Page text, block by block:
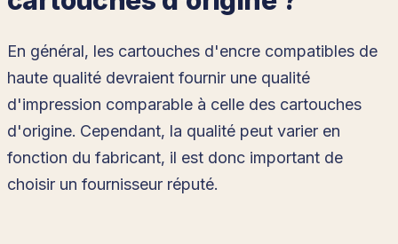
En général, les cartouches d'encre compatibles de
haute qualité devraient fournir une qualité
d'impression comparable à celle des cartouches
d'origine. Cependant, la qualité peut varier en
fonction du fabricant, il est donc important de
choisir un fournisseur réputé.